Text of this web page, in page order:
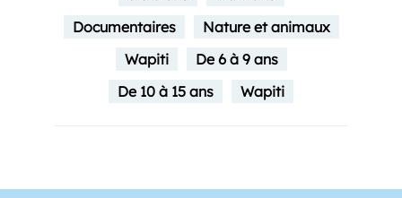
Documentaires
Nature et animaux
Wapiti
De 6 à 9 ans
De 10 à 15 ans
Wapiti